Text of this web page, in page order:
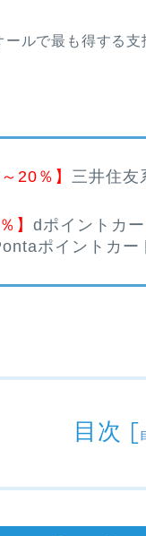
ールで最も得する支
20％】 三井住友
】 dポイントカ
ポイントカー
目次 [